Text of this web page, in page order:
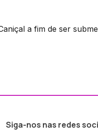
a fim de ser
Siga-nos nas redes